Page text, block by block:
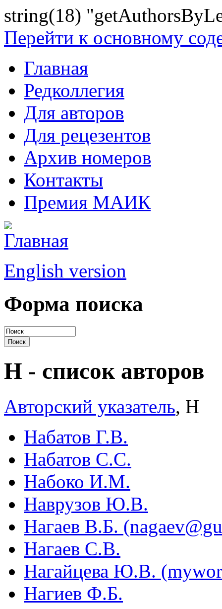
string(18)
Перейти к основному
Главная
Редколлегия
Для авторов
Для рецезентов
Архив номеров
Контакты
Премия МАИК
English version
Форма поиска
Н - список авторов
Авторский указатель, Н
Набатов Г.В.
Набатов С.С.
Набоко И.М.
Наврузов Ю.В.
Нагаев В.Б.
Нагаев С.В.
Нагайцева Ю.В.
Нагиев Ф.Б.